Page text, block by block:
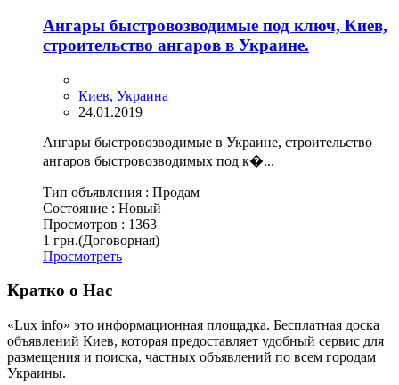
Ангары быстровозводимые под ключ, Киев,
строительство ангаров в Украине.
Киев, Украина
24.01.2019
Ангары быстровозводимые в Украине, строительство
ангаров быстровозводимых под к�...
Тип объявления : Продам
Состояние : Новый
Просмотров : 1363
1 грн.(Договорная)
Просмотреть
Кратко о Нас
«Lux info» это информационная площадка. Бесплатная доска
объявлений Киев, которая предоставляет удобный сервис для
размещения и поиска, частных объявлений по всем городам
Украины.